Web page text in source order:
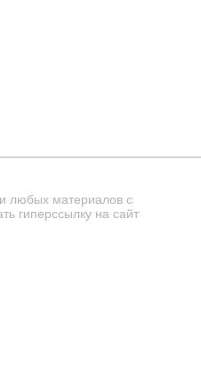
любых материалов с
гиперссылку на сайт